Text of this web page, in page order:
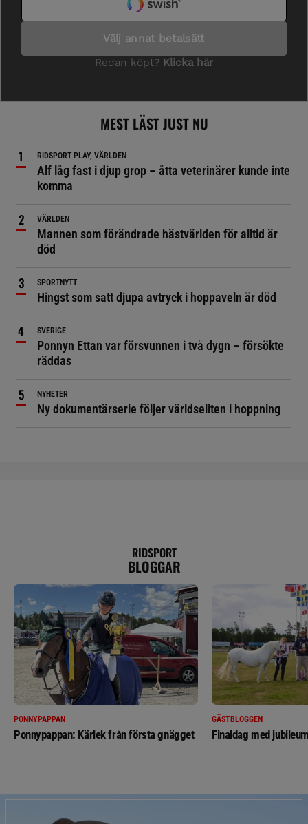
MEST LÄST JUST NU
RIDSPORT PLAY, VÄRLDEN
Alf låg fast i djup grop – åtta veterinärer kunde inte
komma
VÄRLDEN
Mannen som förändrade hästvärlden för alltid är
död
SPORTNYTT
Hingst som satt djupa avtryck i hoppaveln är död
SVERIGE
Ponnyn Ettan var försvunnen i två dygn – försökte
räddas
NYHETER
Ny dokumentärserie följer världseliten i hoppning
RIDSPORT
BLOGGAR
PONNYPAPPAN
Ponnypappan: Kärlek från första gnägget
GÄSTBLOGGEN
Finaldag med